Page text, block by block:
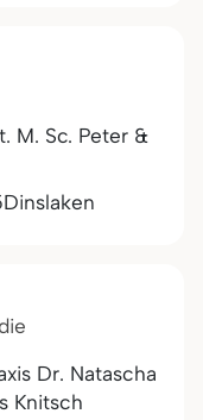
M. Sc. Peter &
Dinslaken
Dr. Natascha
Knitsch